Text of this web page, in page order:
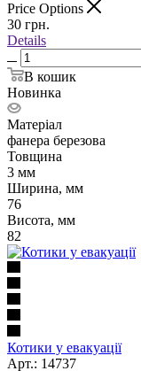
Price Options
30 грн.
Details
В кошик
Новинка
Матеріал
фанера березова
Товщина
3 мм
Ширина, мм
76
Висота, мм
82
Котики у евакуації
Арт.: 14737